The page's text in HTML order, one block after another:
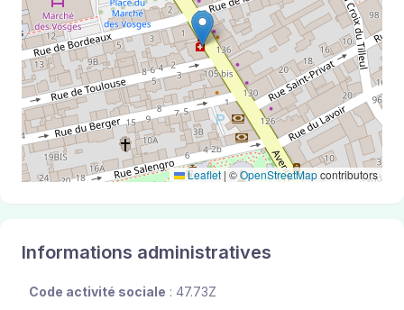
Leaflet | ©OpenStreetMapcontributors
Informations administratives
Code activité sociale : 47.73Z